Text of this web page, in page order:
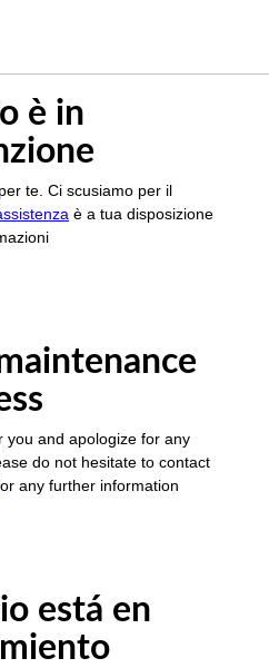
è in
te. Ci scusiamo per il
è a tua disposizione
you and apologize for any
do not hesitate to contact
any further information
está en